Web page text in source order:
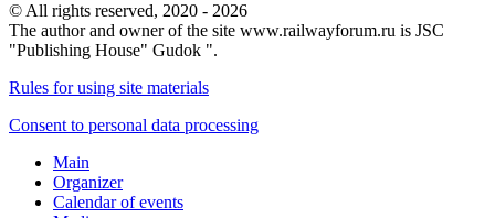
© All rights reserved, 2020 - 2026
The author and owner of the site www.railwayforum.ru is JSC
"Publishing House" Gudok ".
Rules for using site materials
Consent to personal data processing
Main
Organizer
Calendar of events